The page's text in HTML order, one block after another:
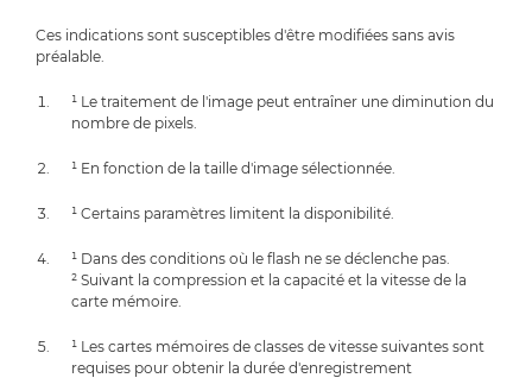
Ces indications sont susceptibles d'être modifiées sans avis
préalable.
¹ Le traitement de l'image peut entraîner une diminution du
nombre de pixels.
¹ En fonction de la taille d'image sélectionnée.
¹ Certains paramètres limitent la disponibilité.
¹ Dans des conditions où le flash ne se déclenche pas.
² Suivant la compression et la capacité et la vitesse de la
carte mémoire.
¹ Les cartes mémoires de classes de vitesse suivantes sont
requises pour obtenir la durée d'enregistrement